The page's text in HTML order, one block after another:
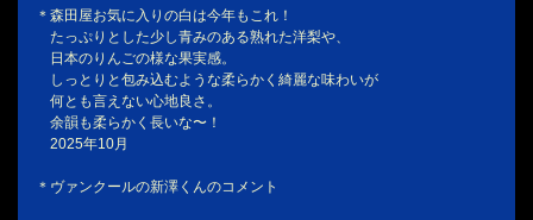
＊森田屋お気に入りの白は今年もこれ！
たっぷりとした少し青みのある熟れた洋梨や、
日本のりんごの様な果実感。
しっとりと包み込むような柔らかく綺麗な味わいが
何とも言えない心地良さ。
余韻も柔らかく長いな〜！
2025年10月
＊ヴァンクールの新澤くんのコメント